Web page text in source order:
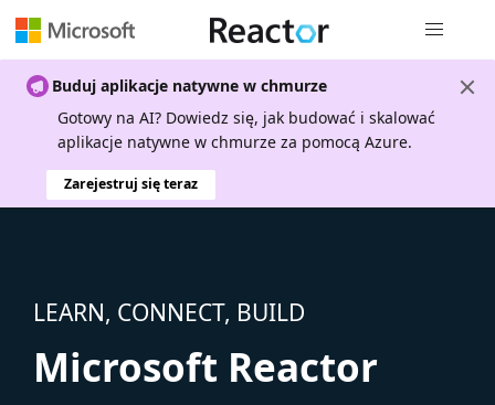
Buduj aplikacje natywne w chmurze
Gotowy na AI? Dowiedz się, jak budować i skalować
aplikacje natywne w chmurze za pomocą Azure.
Zarejestruj się teraz
LEARN, CONNECT, BUILD
Microsoft Reactor